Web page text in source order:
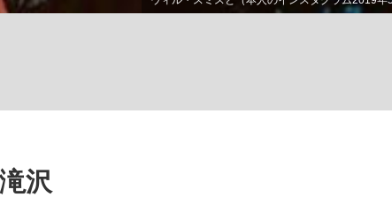
た」侍ジャパン選手が証言した“NPB聞...
沢